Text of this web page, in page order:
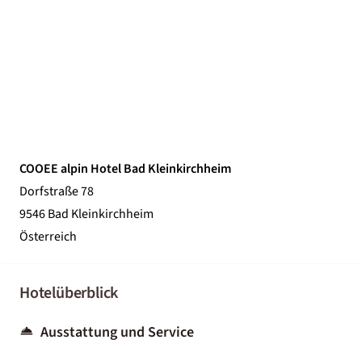
COOEE alpin Hotel Bad Kleinkirchheim
Dorfstraße 78
9546 Bad Kleinkirchheim
Österreich
Hotelüberblick
Ausstattung und Service